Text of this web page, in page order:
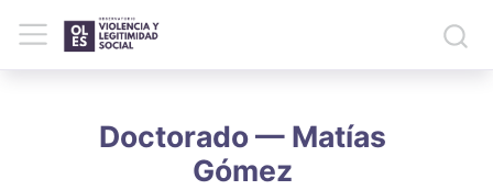
Doctorado — Matías
Gómez